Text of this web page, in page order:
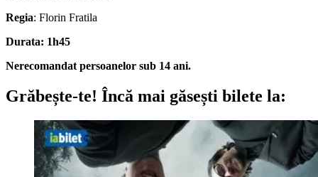
Regia: Florin Fratila
Durata: 1h45
Nerecomandat persoanelor sub 14 ani.
Grăbește-te! Încă mai găsești bilete la: